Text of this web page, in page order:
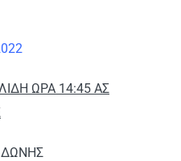
ΩΡΑ 14:45 ΑΣ
ΔΩΝΗΣ